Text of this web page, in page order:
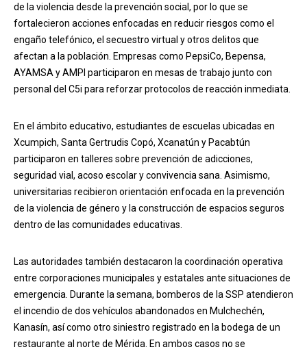
de la violencia desde la prevención social, por lo que se
fortalecieron acciones enfocadas en reducir riesgos como el
engaño telefónico, el secuestro virtual y otros delitos que
afectan a la población. Empresas como PepsiCo, Bepensa,
AYAMSA y AMPI participaron en mesas de trabajo junto con
personal del C5i para reforzar protocolos de reacción inmediata.
En el ámbito educativo, estudiantes de escuelas ubicadas en
Xcumpich, Santa Gertrudis Copó, Xcanatún y Pacabtún
participaron en talleres sobre prevención de adicciones,
seguridad vial, acoso escolar y convivencia sana. Asimismo,
universitarias recibieron orientación enfocada en la prevención
de la violencia de género y la construcción de espacios seguros
dentro de las comunidades educativas.
Las autoridades también destacaron la coordinación operativa
entre corporaciones municipales y estatales ante situaciones de
emergencia. Durante la semana, bomberos de la SSP atendieron
el incendio de dos vehículos abandonados en Mulchechén,
Kanasín, así como otro siniestro registrado en la bodega de un
restaurante al norte de Mérida. En ambos casos no se